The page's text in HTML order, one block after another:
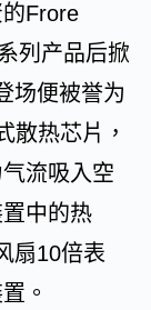
Frore
列产品后掀
场便被誉为
散热芯片，
流吸入空
中的热
扇10倍表
。